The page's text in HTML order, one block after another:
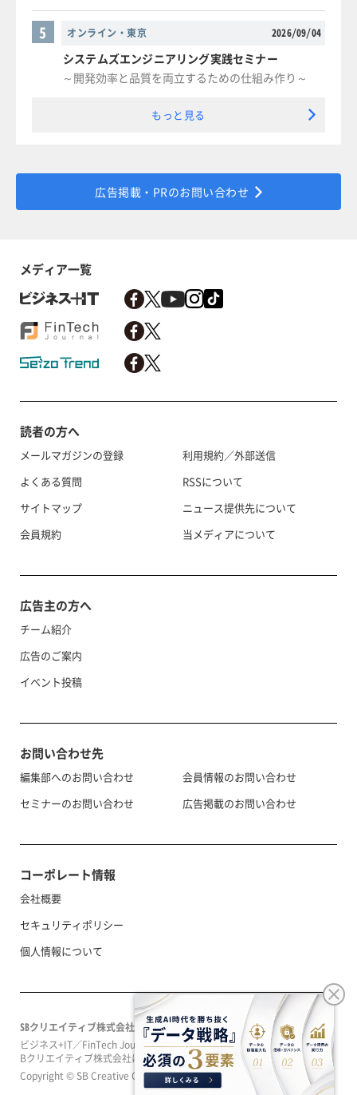
オンライン・東京 2026/09/04
5
システムズエンジニアリング実践セミナー
～開発効率と品質を両立するための仕組み作り～
もっと見る
広告掲載・PRのお問い合わせ
メディア一覧
読者の方へ
メールマガジンの登録
よくある質問
サイトマップ
会員規約
利用規約／外部送信
RSSについて
ニュース提供先について
当メディアについて
広告主の方へ
チーム紹介
広告のご案内
イベント投稿
お問い合わせ先
編集部へのお問い合わせ
セミナーのお問い合わせ
会員情報のお問い合わせ
広告掲載のお問い合わせ
コーポレート情報
会社概要
セキュリティポリシー
個人情報について
SBクリエイティブ株式会社
ビジネス+IT／FinTech Journal／SeizoTrendはソフトバンクグループのS
Bクリエイティブ株式会社によって運営されています。
Copyright © SB Creative Corp. All rights reserved.